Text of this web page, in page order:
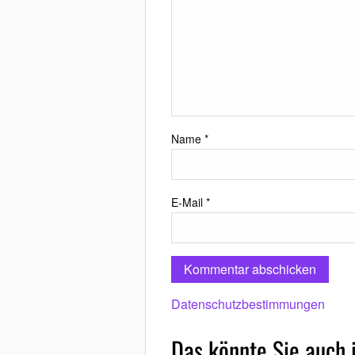
Name *
E-Mail *
Datenschutzbestimmungen